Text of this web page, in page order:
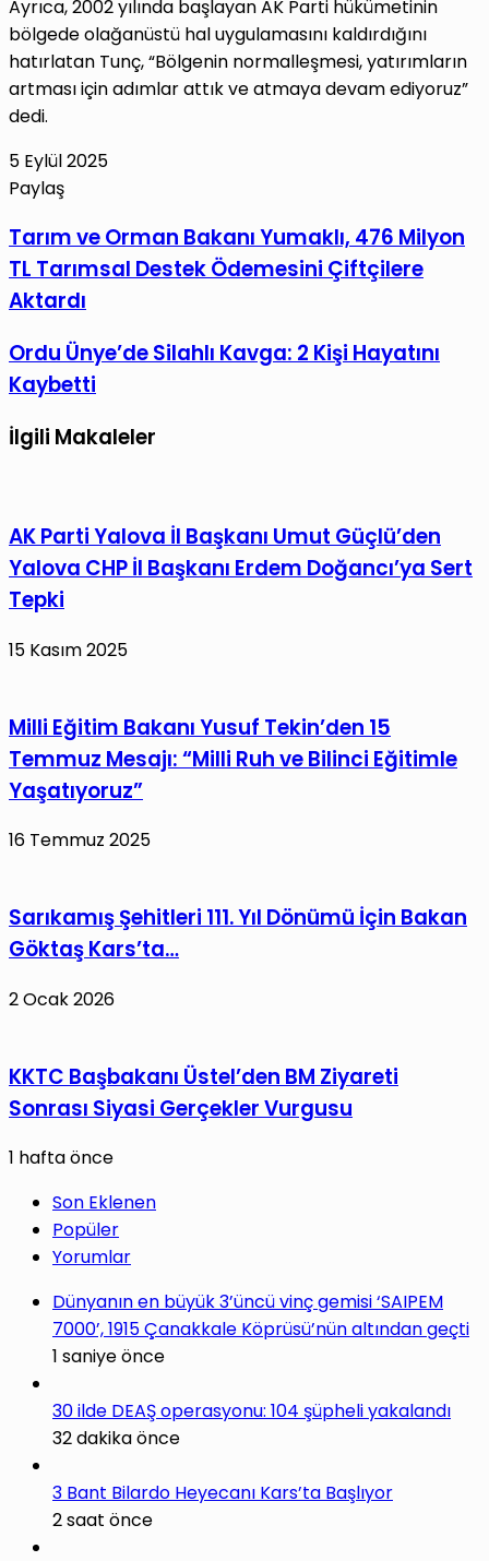
Ayrıca, 2002 yılında başlayan AK Parti hükümetinin
bölgede olağanüstü hal uygulamasını kaldırdığını
hatırlatan Tunç, “Bölgenin normalleşmesi, yatırımların
artması için adımlar attık ve atmaya devam ediyoruz”
dedi.
5 Eylül 2025
Paylaş
Posta
ile
paylaş
Tarım
ve
Orman
Bakanı
Yumaklı,
476
Milyon
TL
Tarımsal
Çiftçilere
Aktardı
Tarım ve Orman Bakanı Yumaklı, 476 Milyon
TL Tarımsal Destek Ödemesini Çiftçilere
Aktardı
Ordu
Ünye’de
Silahlı
Kavga:
Kaybetti
Ordu Ünye’de Silahlı Kavga: 2 Kişi Hayatını
Kaybetti
İlgili Makaleler
AK Parti Yalova İl Başkanı Umut Güçlü’den
Yalova CHP İl Başkanı Erdem Doğancı’ya Sert
Tepki
15 Kasım 2025
Milli Eğitim Bakanı Yusuf Tekin’den 15
Temmuz Mesajı: “Milli Ruh ve Bilinci Eğitimle
Yaşatıyoruz”
16 Temmuz 2025
Sarıkamış Şehitleri 111. Yıl Dönümü İçin Bakan
Göktaş Kars’ta…
2 Ocak 2026
KKTC Başbakanı Üstel’den BM Ziyareti
Sonrası Siyasi Gerçekler Vurgusu
1 hafta önce
Son Eklenen
Popüler
Yorumlar
Dünyanın en büyük 3’üncü vinç gemisi ‘SAIPEM
7000’, 1915 Çanakkale Köprüsü’nün altından geçti
1 saniye önce
30 ilde DEAŞ operasyonu: 104 şüpheli yakalandı
32 dakika önce
3 Bant Bilardo Heyecanı Kars’ta Başlıyor
2 saat önce